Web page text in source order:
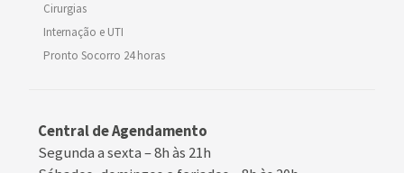
Cirurgias
Internação e UTI
Pronto Socorro 24 horas
Central de Agendamento
Segunda a sexta –8h às 21h